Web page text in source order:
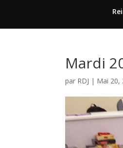
Mardi
par RDJ | Mai 20,